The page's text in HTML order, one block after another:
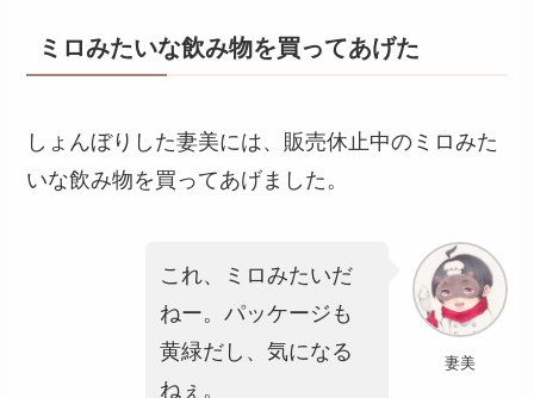
ミロみたいな飲み物を買ってあげた
しょんぼりした妻美には、販売休止中のミロみた
いな飲み物を買ってあげました。
妻美
これ、ミロみたいだ
ねー。パッケージも
黄緑だし、気になる
ねぇ。